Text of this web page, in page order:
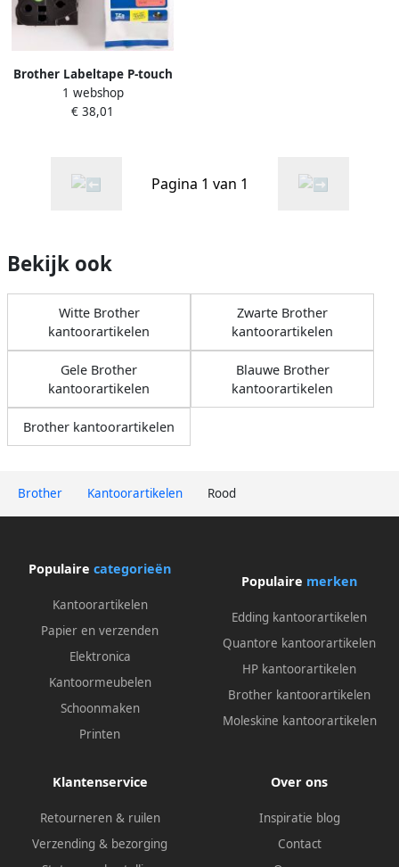
Brother Kantoorartikelen Rood
Brother Labeltape P-touch
TZe-461 standaard 36mm
zwart op rood
1 webshop
€ 38,01
Pagina 1 van 1
Bekijk ook
Witte Brother
kantoorartikelen
Zwarte Brother
kantoorartikelen
Gele Brother
kantoorartikelen
Blauwe Brother
kantoorartikelen
Brother kantoorartikelen
Populaire categorieën
Kantoorartikelen
Papier en verzenden
Elektronica
Kantoormeubelen
Schoonmaken
Printen
Populaire merken
Edding kantoorartikelen
Quantore kantoorartikelen
HP kantoorartikelen
Brother kantoorartikelen
Moleskine kantoorartikelen
Klantenservice
Retourneren & ruilen
Verzending & bezorging
Over ons
Inspiratie blog
Contact